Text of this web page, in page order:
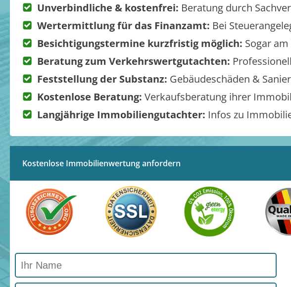
Unverbindliche & kostenfrei: Beratung durch
Wertermittlung für das Finanzamt: Bei
Besichtigungstermine kurzfristig möglich: Sogar
Beratung zum Verkehrswertgutachten:
Feststellung der Substanz: Gebäudeschäden &
Kostenlose Beratung: Verkaufsberatung ihrer
Langjährige Immobiliengutachter: Infos zu
Kostenlose Immobilienwertung anfordern